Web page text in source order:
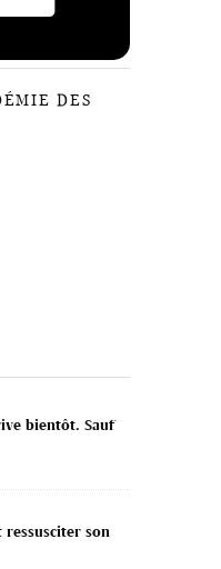
DES
bientôt. Sauf
son